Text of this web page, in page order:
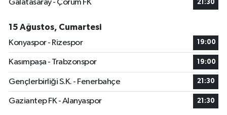
Galatasaray - Çorum FK
21:30
15 Ağustos, Cumartesi
Konyaspor - Rizespor
19:00
Kasımpaşa - Trabzonspor 19:00
Gençlerbirliği S.K. - Fenerbahçe 21:30
Gaziantep FK - Alanyaspor 21:30